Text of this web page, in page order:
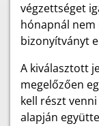
végzettséget
hónapnál
bizonyítványt
A kiválasztott
megelőzően
kell részt
alapján